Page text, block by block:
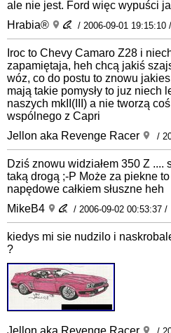
ale nie jest. Ford więc wypuści
Hrabia®
/ 2006-09-01 19:15:10 /
Iroc to Chevy Camaro Z28 i
zapamiętaja, heh chcą jakiś
wóz, co do postu to znowu
mają takie pomysły to juz niech
naszych mkII(III) a nie tworzą
wspólnego z Capri
Jellon aka Revenge Racer
/
Dziś znowu widziałem 350 Z
taką drogą ;-P Może za piekne
napędowe całkiem słuszne heh
MikeB4
/ 2006-09-02 00:53:37 /
kiedys mi sie nudzilo i
?
Jellon aka Revenge Racer